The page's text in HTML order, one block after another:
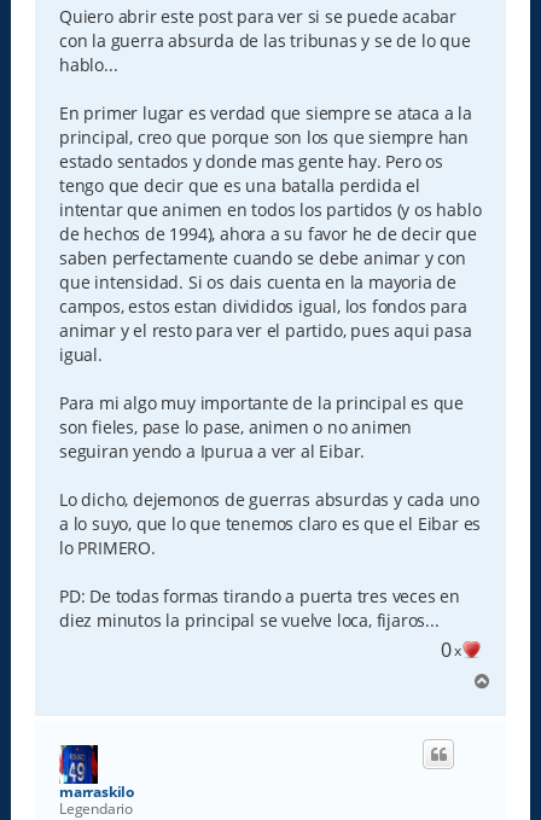
s
a
j
e
Quiero abrir este post para ver si se puede acabar
con la guerra absurda de las tribunas y se de lo que
hablo...
En primer lugar es verdad que siempre se ataca a la
principal, creo que porque son los que siempre han
estado sentados y donde mas gente hay. Pero os
tengo que decir que es una batalla perdida el
intentar que animen en todos los partidos (y os hablo
de hechos de 1994), ahora a su favor he de decir que
saben perfectamente cuando se debe animar y con
que intensidad. Si os dais cuenta en la mayoria de
campos, estos estan divididos igual, los fondos para
animar y el resto para ver el partido, pues aqui pasa
igual.
Para mi algo muy importante de la principal es que
son fieles, pase lo pase, animen o no animen
seguiran yendo a Ipurua a ver al Eibar.
Lo dicho, dejemonos de guerras absurdas y cada uno
a lo suyo, que lo que tenemos claro es que el Eibar es
lo PRIMERO.
PD: De todas formas tirando a puerta tres veces en
diez minutos la principal se vuelve loca, fijaros...
0x
r
marraskilo
Legendario